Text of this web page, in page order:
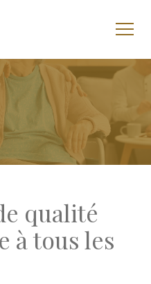
qualité
à tous les